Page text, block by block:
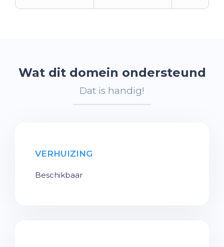
Wat dit domein ondersteund
Dat is handig!
VERHUIZING
Beschikbaar